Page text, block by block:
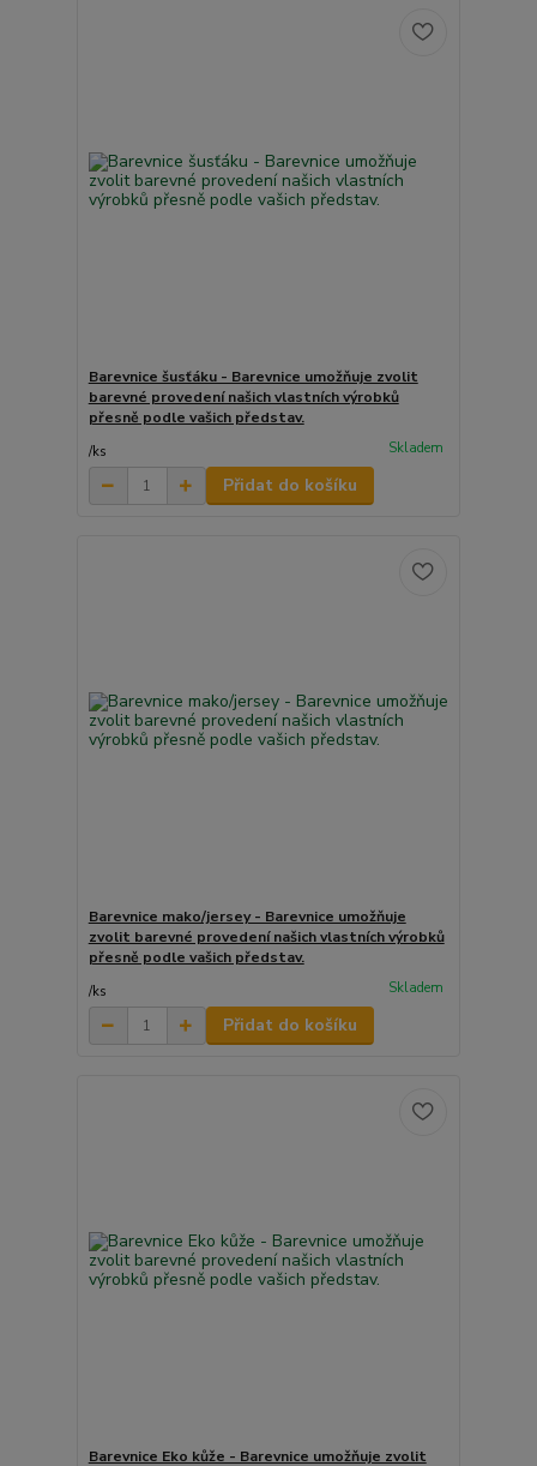
Barevnice šusťáku - Barevnice umožňuje zvolit
barevné provedení našich vlastních výrobků
přesně podle vašich představ.
/ks Skladem
Přidat do košíku
Barevnice mako/jersey - Barevnice umožňuje
zvolit barevné provedení našich vlastních výrobků
přesně podle vašich představ.
/ks Skladem
Přidat do košíku
Barevnice Eko kůže - Barevnice umožňuje zvolit